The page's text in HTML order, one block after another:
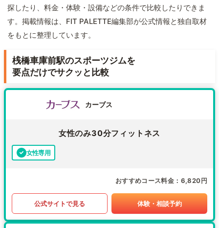
探したり、料金・体験・設備などの条件で比較したりできま
す。掲載情報は、FIT PALETTE編集部が公式情報と独自取材
をもとに整理しています。
桟橋車庫前駅のスポーツジムを
要点だけでサクッと比較
カーブス
女性のみ30分フィットネス
女性専用
おすすめコース料金 6,820円
公式サイトで見る 体験・相談予約